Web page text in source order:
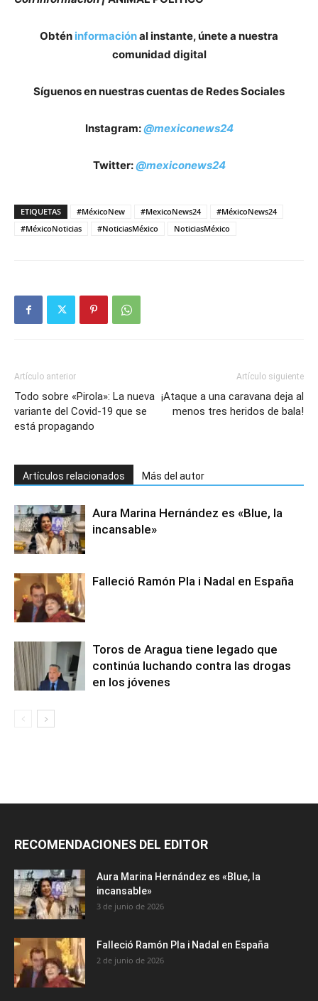
Obtén informaciónal instante, únete a nuestra
comunidad digital
Síguenos en nuestras cuentas de Redes Sociales
Instagram:@mexiconews24
Twitter:@mexiconews24
ETIQUETAS #MéxicoNew #MexicoNews24
#MéxicoNews24
#MéxicoNoticias
#NoticiasMéxico NoticiasMéxico
Artículo anterior
Todo sobre «Pirola»: La nueva
variante del Covid-19 que se
está propagando
Artículo siguiente
¡Ataque a una caravana deja al
menos tres heridos de bala!
Artículos relacionados Más del autor
Aura Marina Hernández es «Blue, la
incansable»
Falleció Ramón Pla i Nadal en España
Toros de Aragua tiene legado que
continúa luchando contra las drogas
en los jóvenes
RECOMENDACIONES DEL EDITOR
Aura Marina Hernández es «Blue, la
incansable»
3 de junio de 2026
Falleció Ramón Pla i Nadal en España
2 de junio de 2026